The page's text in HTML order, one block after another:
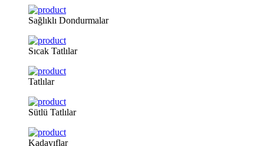
Sağlıklı Dondurmalar
Sıcak Tatlılar
Tatlılar
Sütlü Tatlılar
Kadayıflar